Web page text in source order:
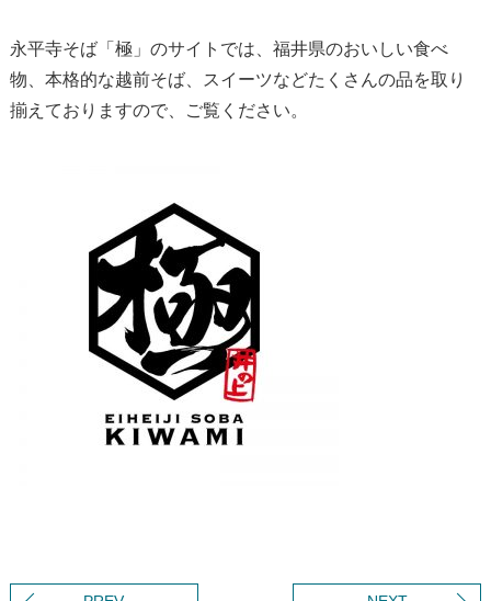
永平寺そば「極」のサイトでは、福井県のおいしい食べ
物、本格的な越前そば、スイーツなどたくさんの品を取り
揃えておりますので、ご覧ください。